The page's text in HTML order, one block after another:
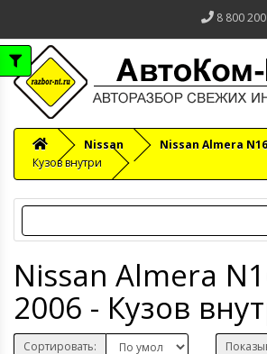
8 800
Nissan
Nissan Almera
Кузов внутри
Nissan Almera
2006 - Кузов
Сортировать: